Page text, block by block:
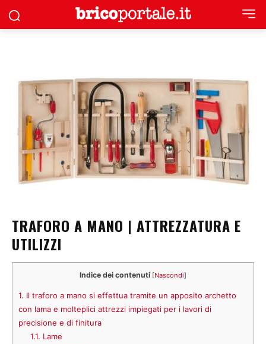
TRAFORO A MANO | ATTREZZATURA E
UTILIZZI
Indice dei contenuti [Nascondi]
1. Il traforo a mano si effettua tramite un apposito archetto
con lama e molteplici attrezzi impiegati per i lavori di
precisione e di finitura
1.1. Lame